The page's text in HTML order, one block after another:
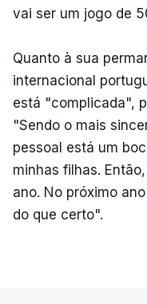
vai ser um jogo de
Quanto à sua
internacional
está "complicada",
"Sendo o mais
pessoal está um
minhas filhas.
ano. No próximo
do que certo".